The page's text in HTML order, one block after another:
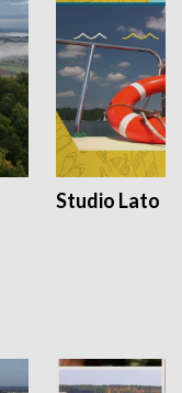
Studio Lato